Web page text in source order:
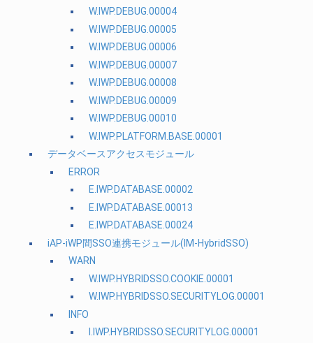
W.IWP.DEBUG.00004
W.IWP.DEBUG.00005
W.IWP.DEBUG.00006
W.IWP.DEBUG.00007
W.IWP.DEBUG.00008
W.IWP.DEBUG.00009
W.IWP.DEBUG.00010
W.IWP.PLATFORM.BASE.00001
データベースアクセスモジュール
ERROR
E.IWP.DATABASE.00002
E.IWP.DATABASE.00013
E.IWP.DATABASE.00024
iAP-iWP間SSO連携モジュール(IM-HybridSSO)
WARN
W.IWP.HYBRIDSSO.COOKIE.00001
W.IWP.HYBRIDSSO.SECURITYLOG.00001
INFO
I.IWP.HYBRIDSSO.SECURITYLOG.00001